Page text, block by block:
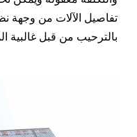
الآلات من وجهة نظر
من قبل غالبية